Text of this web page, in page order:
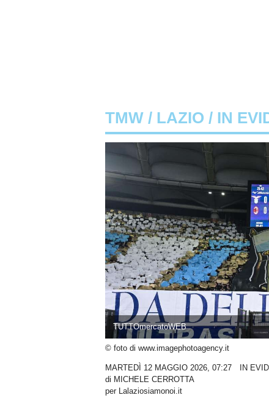
TMW / LAZIO / IN
TUTTOmercatoWEB
© foto di www.imagephotoagency.it
MARTEDÌ 12 MAGGIO 2026, 07:27
IN
di MICHELE CERROTTA
per Lalaziosiamonoi.it